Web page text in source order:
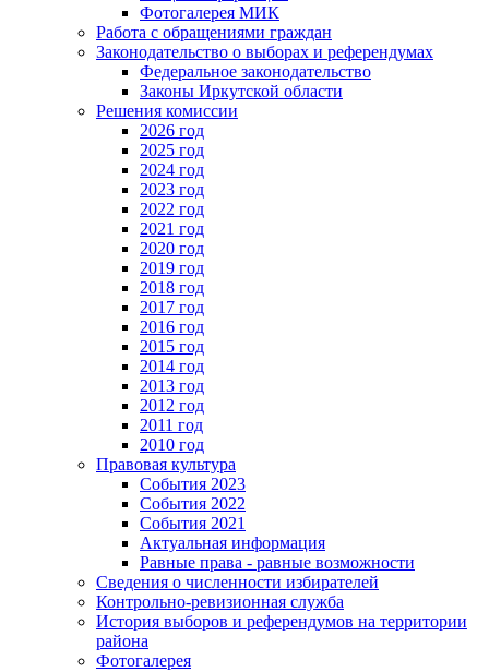
Фотогалерея МИК
Работа с обращениями граждан
Законодательство о выборах и референдумах
Федеральное законодательство
Законы Иркутской области
Решения комиссии
2026 год
2025 год
2024 год
2023 год
2022 год
2021 год
2020 год
2019 год
2018 год
2017 год
2016 год
2015 год
2014 год
2013 год
2012 год
2011 год
2010 год
Правовая культура
События 2023
События 2022
События 2021
Актуальная информация
Равные права - равные возможности
Сведения о численности избирателей
Контрольно-ревизионная служба
История выборов и референдумов на территории
района
Фотогалерея